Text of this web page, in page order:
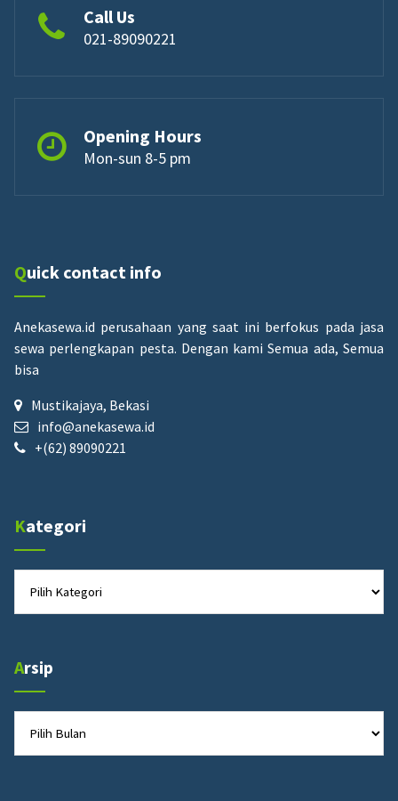
Call Us
021-89090221
Opening Hours
Mon-sun 8-5 pm
Quick contact info
Anekasewa.id perusahaan yang saat ini berfokus pada jasa
sewa perlengkapan pesta. Dengan kami Semua ada, Semua
bisa
Mustikajaya, Bekasi
info@anekasewa.id
+(62) 89090221
Kategori
Arsip